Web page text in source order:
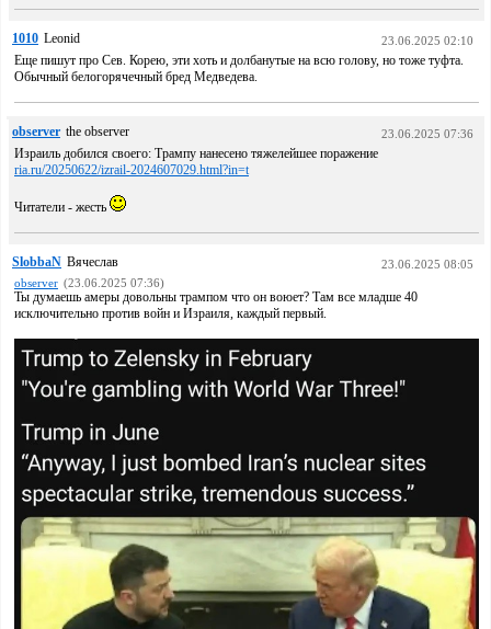
1010 Leonid 23.06.2025 02:10
Еще пишут про Сев. Корею, эти хоть и долбанутые на всю голову, но тоже туфта.
Обычный белогорячечный бред Медведева.
observer the observer 23.06.2025 07:36
Израиль добился своего: Трампу нанесено тяжелейшее поражение
ria.ru/20250622/izrail-2024607029.html?in=t
Читатели - жесть
SlobbaN Вячеслав
23.06.2025 08:05
observer (23.06.2025 07:36)
Ты думаешь амеры довольны трампом что он воюет? Там все младше 40
исключительно против войн и Израиля, каждый первый.